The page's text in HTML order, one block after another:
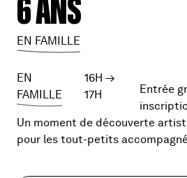
6 ANS
EN FAMILLE
EN
FAMILLE
16H →
17H
Entrée
Un moment de découverte
pour les tout-petits